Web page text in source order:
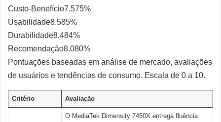
Custo-Benefício7.575%
Usabilidade8.585%
Durabilidade8.484%
Recomendação8.080%
Pontuações baseadas em análise de mercado, avaliações
de usuários e tendências de consumo. Escala de 0 a 10.
Critério Avaliação
O MediaTek Dimensity 7450X entrega fluência